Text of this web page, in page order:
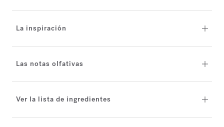
La inspiración
Las notas olfativas
Ver la lista de ingredientes